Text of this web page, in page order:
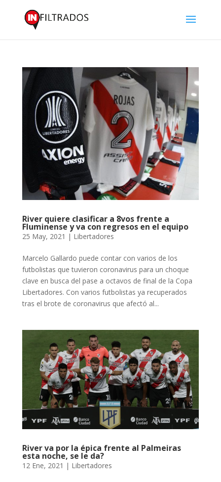
River quiere clasificar a 8vos frente a
Fluminense y va con regresos en el equipo
25 May, 2021 | Libertadores
Marcelo Gallardo puede contar con varios de los
futbolistas que tuvieron coronavirus para un choque
clave en busca del pase a octavos de final de la Copa
Libertadores. Con varios futbolistas ya recuperados
tras el brote de coronavirus que afectó al...
River va por la épica frente al Palmeiras
esta noche, se le da?
12 Ene, 2021 | Libertadores